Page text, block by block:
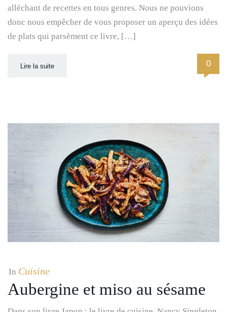
alléchant de recettes en tous genres. Nous ne pouvions
donc nous empêcher de vous proposer un aperçu des idées
de plats qui parsèment ce livre, […]
Lire la suite 0
In Cuisine
Aubergine et miso au sésame